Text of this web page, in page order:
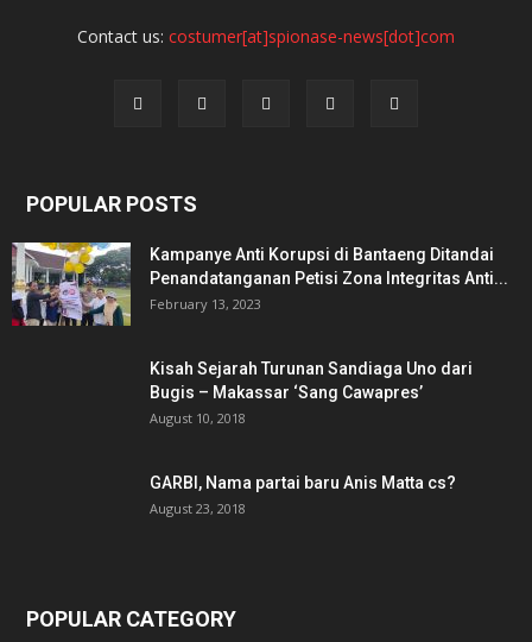
Contact us: costumer[at]spionase-news[dot]com
POPULAR POSTS
Kampanye Anti Korupsi di Bantaeng Ditandai
Penandatanganan Petisi Zona Integritas Anti...
February 13, 2023
Kisah Sejarah Turunan Sandiaga Uno dari
Bugis – Makassar ‘Sang Cawapres’
August 10, 2018
GARBI, Nama partai baru Anis Matta cs?
August 23, 2018
POPULAR CATEGORY